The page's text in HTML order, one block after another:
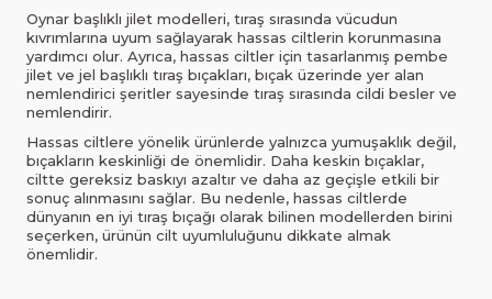
Oynar başlıklı jilet modelleri, tıraş sırasında vücudun
kıvrımlarına uyum sağlayarak hassas ciltlerin korunmasına
yardımcı olur. Ayrıca, hassas ciltler için tasarlanmış pembe
jilet ve jel başlıklı tıraş bıçakları, bıçak üzerinde yer alan
nemlendirici şeritler sayesinde tıraş sırasında cildi besler ve
nemlendirir.
Hassas ciltlere yönelik ürünlerde yalnızca yumuşaklık değil,
bıçakların keskinliği de önemlidir. Daha keskin bıçaklar,
ciltte gereksiz baskıyı azaltır ve daha az geçişle etkili bir
sonuç alınmasını sağlar. Bu nedenle, hassas ciltlerde
dünyanın en iyi tıraş bıçağı olarak bilinen modellerden birini
seçerken, ürünün cilt uyumluluğunu dikkate almak
önemlidir.